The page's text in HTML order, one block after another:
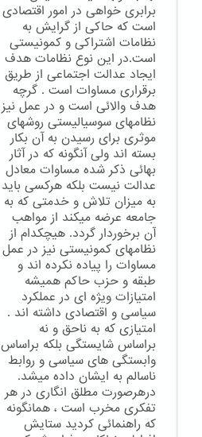
برابری خواهی در امور اقتصادی
است که حاکی از گرایش به
نظامات اشتراکی و کمونیستی
است.در این نوع نظامات هدف
ایجاد عدالت اجتماعی از طریق
برقراری مساوات است . گرچه
هدف والائی است و در عمل نیز
نظامهای سوسیالیستی روشهای
موثری برای رسیدن به آن بکار
بسته اند ولی آنگونه که در آثار
بهائی ذکر شده مساوات معادل
عدالت نیست بلکه هرکسی باید
به میزان تلاش و خدمتی که به
جامعه عرضه میکند از مواهب
آن برخوردار گردد. هیچکدام از
نظامهای کمونیستی نیز در عمل
مساوات را پیاده نکرده اند و
طبقه و حزب حاکم همیشه
امتیازات ویژه ای در عملکرد
سیاسی و اقتصادی داشته اند .
امتیازی که به ناحق و نه
براساس شایستگی بلکه براساس
وابستگی های سیاسی و روابط
ناسالم به ایشان داده میشد.
درهرصورت مطلق انگاری در هر
تفکری مخرب است ، همانگونه
که راهنمائی کردید ستایش